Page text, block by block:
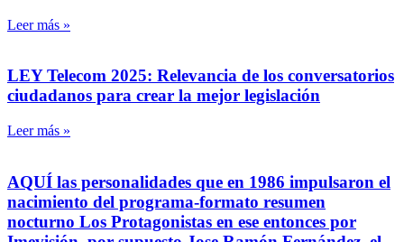
Leer más »
LEY Telecom 2025: Relevancia de los conversatorios
ciudadanos para crear la mejor legislación
Leer más »
AQUÍ las personalidades que en 1986 impulsaron el
nacimiento del programa-formato resumen
nocturno Los Protagonistas en ese entonces por